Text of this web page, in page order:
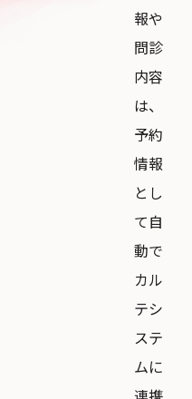
報や
問診
内容
は、
予約
情報
とし
て自
動で
カル
テシ
ステ
ムに